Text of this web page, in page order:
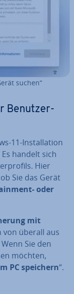
suchen“
Be­nut­zer­
11-In­stal­la­ti­on
Es handelt sich
Hier
Sie das Gerät
oder
mit
von überall aus
Sie den
möchten,
PC speichern“.